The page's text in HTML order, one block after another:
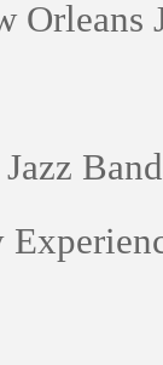
Band